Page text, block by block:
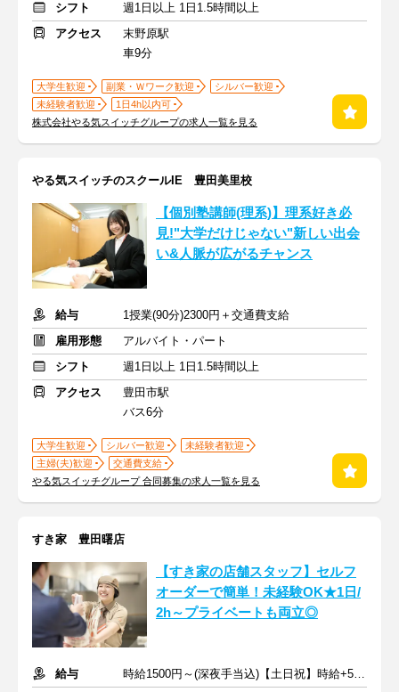
シフト
週1日以上 1日1.5時間以上
アクセス
末野原駅
車9分
大学生歓迎 副業・Ｗワーク歓迎
シルバー歓迎
未経験者歓迎
1日4h以内可
株式会社やる気スイッチグループの求人一覧を見る
やる気スイッチのスクールIE 豊田美里校
【個別塾講師(理系)】理系好き必
見!"大学だけじゃない"新しい出会
い&人脈が広がるチャンス
給与
1授業(90分)2300円＋交通費支給
雇用形態
アルバイト・パート
シフト
週1日以上 1日1.5時間以上
アクセス
豊田市駅
バス6分
大学生歓迎 シルバー歓迎
未経験者歓迎
主婦(夫)歓迎
交通費支給
やる気スイッチグループ 合同募集の求人一覧を見る
すき家 豊田曙店
【すき家の店舗スタッフ】セルフ
オーダーで簡単！未経験OK★1日/
2h～プライベートも両立◎
給与
時給1500円～(深夜手当込)【土日祝】時給+50円 ※交通費支給